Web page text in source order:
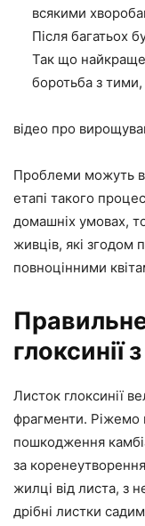
всякими
Після багатьох
Так що найкраще
боротьба з
відео про
Проблеми можуть
етапі такого
домашніх умовах,
живців, які згодом
повноцінними
глоксинії
Листок глоксинії
фрагменти. Ріжемо
пошкодження
за
жилці від листа, з
дрібні листки